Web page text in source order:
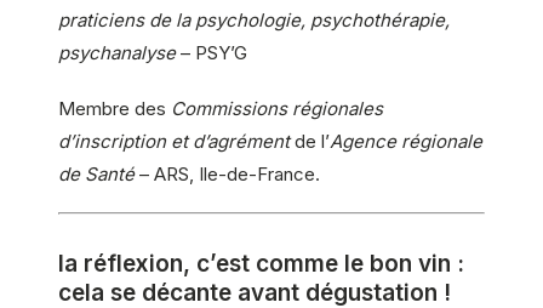
praticiens de la psychologie, psychothérapie,
psychanalyse– PSY’G
Membre des Commissions régionales
d’inscription et d’agrémentde l’Agence régionale
de Santé– ARS, Ile-de-France.
la réflexion, c’est comme le bon vin :
cela se décante avant dégustation !